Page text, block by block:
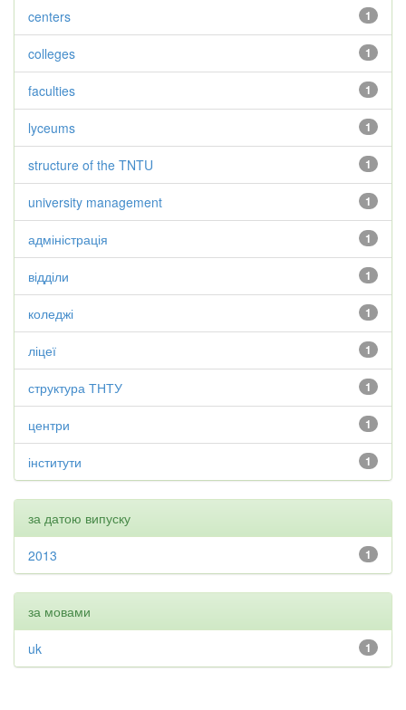
1
centers
1
colleges
1
faculties
1
lyceums
1
structure of the TNTU
1
university management
1
адміністрація
1
відділи
1
коледжі
1
ліцеї
1
структура ТНТУ
1
центри
1
інститути
за датою випуску
1
2013
за мовами
1
uk